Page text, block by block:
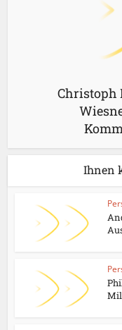
Christoph
Ihnen